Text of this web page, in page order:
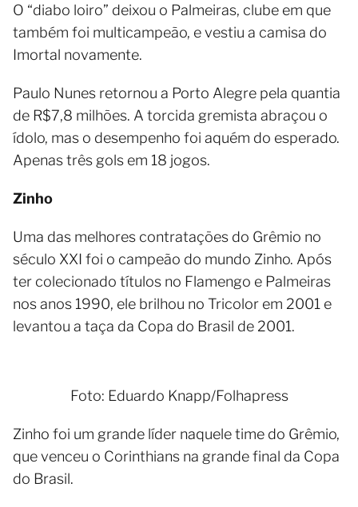
O “diabo loiro” deixou o Palmeiras, clube em que
também foi multicampeão, e vestiu a camisa do
Imortal novamente.
Paulo Nunes retornou a Porto Alegre pela quantia
de R$7,8 milhões. A torcida gremista abraçou o
ídolo, mas o desempenho foi aquém do esperado.
Apenas três gols em 18 jogos.
Zinho
Uma das melhores contratações do Grêmio no
século XXI foi o campeão do mundo Zinho. Após
ter colecionado títulos no Flamengo e Palmeiras
nos anos 1990, ele brilhou no Tricolor em 2001 e
levantou a taça da Copa do Brasil de 2001.
Foto: Eduardo Knapp/Folhapress
Zinho foi um grande líder naquele time do Grêmio,
que venceu o Corinthians na grande final da Copa
do Brasil.